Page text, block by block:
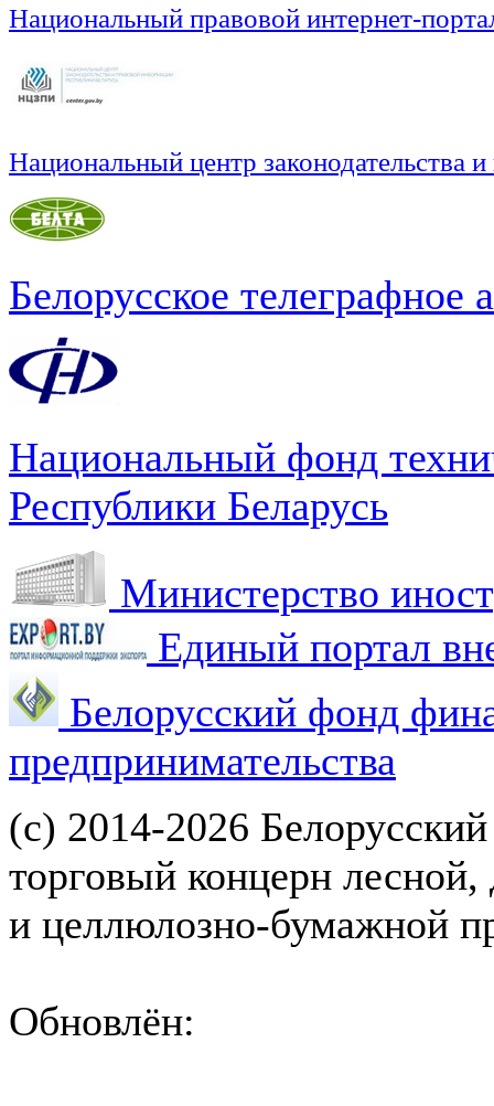
Национальный правовой интернет-
Национальный центр законодательства
Белорусское телеграфное
Национальный фонд
Республики Беларусь
Министерство
Единый портал
Белорусский фонд
предпринимательства
(с) 2014-2026
торговый концерн
и целлюлозно-бумажной
Обновлён: